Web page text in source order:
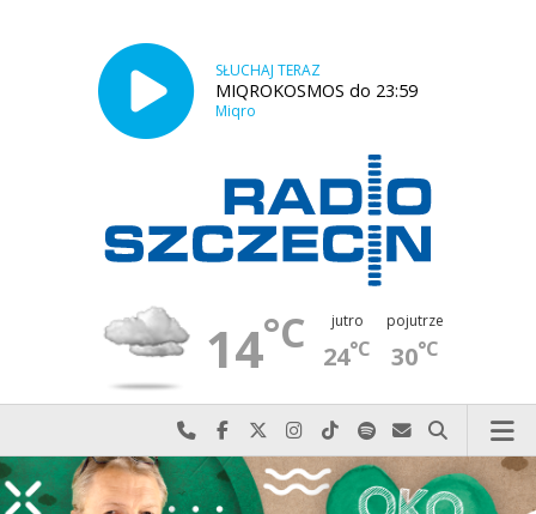
SŁUCHAJ TERAZ
MIQROKOSMOS do 23:59
Miqro
14°C jutro
24°C
pojutrze
30°C
Najlepiej po prostu do nas zadzwoń
Odwiedź nas na Facebook-u
Odwiedź nas na X
Odwiedź nas na Instagram-ie
Odwiedź nas na TikTok-u
Szukaj nas na Spotify
Wyślij do nas
Szukaj